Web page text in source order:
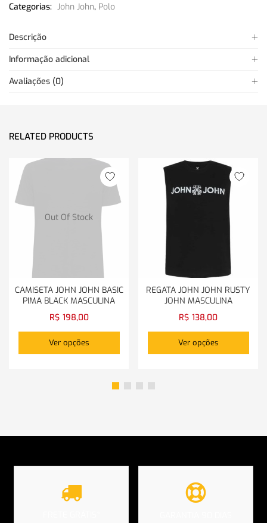
Categorias: John John, Polo
Descrição
Informação adicional
Avaliações (0)
RELATED PRODUCTS
Out Of Stock
CAMISETA JOHN JOHN BASIC
PIMA BLACK MASCULINA
R$ 198,00
Ver opções
REGATA JOHN JOHN RUSTY
JOHN MASCULINA
R$ 138,00
Ver opções